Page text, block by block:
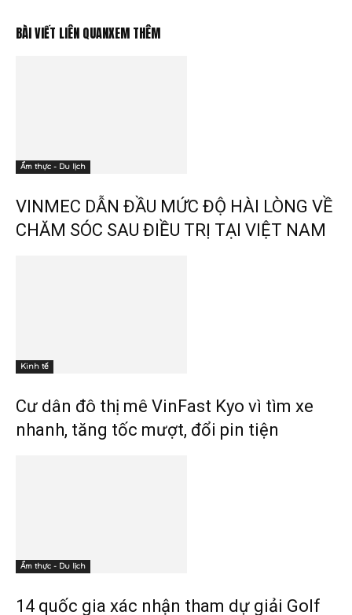
BÀI VIẾT LIÊN QUANXEM THÊM
Ẩm thực - Du lịch
VINMEC DẪN ĐẦU MỨC ĐỘ HÀI LÒNG VỀ
CHĂM SÓC SAU ĐIỀU TRỊ TẠI VIỆT NAM
Kinh tế
Cư dân đô thị mê VinFast Kyo vì tìm xe
nhanh, tăng tốc mượt, đổi pin tiện
Ẩm thực - Du lịch
14 quốc gia xác nhận tham dự giải Golf